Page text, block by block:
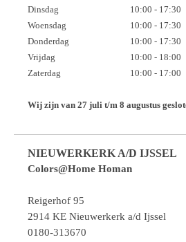
Dinsdag
10:00 - 17:30
Woensdag
10:00 - 17:30
Donderdag
10:00 - 17:30
Vrijdag
10:00 - 18:00
Zaterdag
10:00 - 17:00
Wij zijn van 27 juli t/m 8 augustus
NIEUWERKERK A/D IJSSEL
Colors@Home Homan
Reigerhof 95
2914 KE Nieuwerkerk a/d Ijssel
0180-313670